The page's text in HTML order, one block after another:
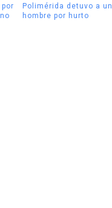
Polimérida detuvo a un
hombre por hurto